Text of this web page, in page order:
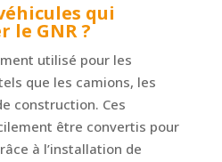
qui
le GNR ?
utilisé pour les
que les camions, les
construction. Ces
être convertis pour
à l’installation de